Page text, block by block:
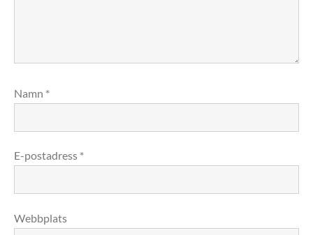
Namn *
E-postadress *
Webbplats